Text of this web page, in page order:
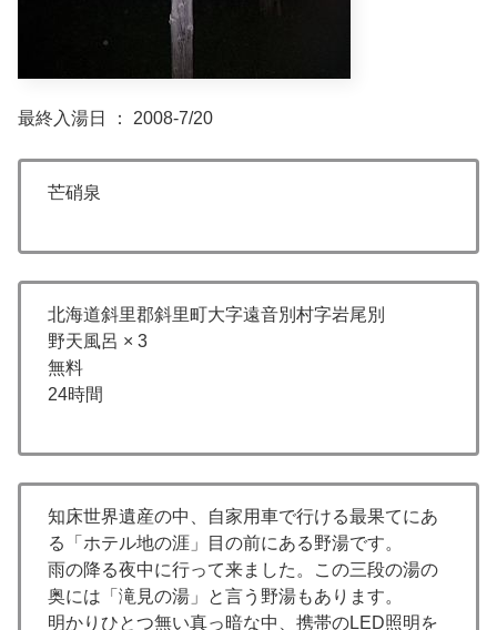
最終入湯日 ： 2008-7/20
芒硝泉
北海道斜里郡斜里町大字遠音別村字岩尾別
野天風呂 × 3
無料
24時間
知床世界遺産の中、自家用車で行ける最果てにあ
る「ホテル地の涯」目の前にある野湯です。
雨の降る夜中に行って来ました。この三段の湯の
奥には「滝見の湯」と言う野湯もあります。
明かりひとつ無い真っ暗な中、携帯のLED照明を